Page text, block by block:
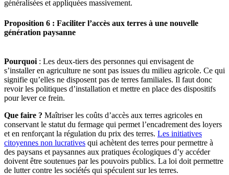
généralisées et appliquées massivement.
Proposition 6 : Faciliter l’accès aux terres à une nouvelle
génération paysanne
Pourquoi : Les deux-tiers des personnes qui envisagent de
s’installer en agriculture ne sont pas issues du milieu agricole. Ce qui
signifie qu’elles ne disposent pas de terres familiales. Il faut donc
revoir les politiques d’installation et mettre en place des dispositifs
pour lever ce frein.
Que faire ? Maîtriser les coûts d’accès aux terres agricoles en
conservant le statut du fermage qui permet l’encadrement des loyers
et en renforçant la régulation du prix des terres. Les initiatives
citoyennes non lucratives qui achètent des terres pour permettre à
des paysans et paysannes aux pratiques écologiques d’y accéder
doivent être soutenues par les pouvoirs publics. La loi doit permettre
de lutter contre les sociétés qui spéculent sur les terres.